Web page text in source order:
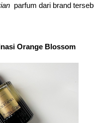
Orange Blossom